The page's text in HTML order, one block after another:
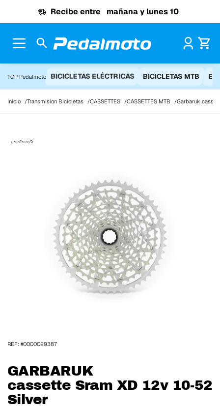
Recibe entre mañana y lunes 10
TOP Pedalmoto BICICLETAS ELÉCTRICAS BICICLETAS MTB
Inicio Transmision Bicicletas CASSETTES CASSETTES MTB Garbaruk
GARBARUK
cassette Sram XD 12v 10-52
Silver
REF: #0000029387